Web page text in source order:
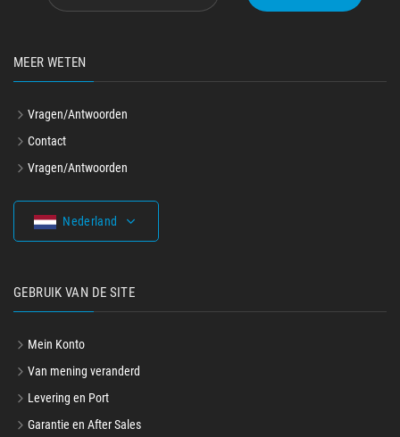
MEER WETEN
Vragen/Antwoorden
Contact
Vragen/Antwoorden
Nederland
GEBRUIK VAN DE SITE
Mein Konto
Van mening veranderd
Levering en Port
Garantie en After Sales